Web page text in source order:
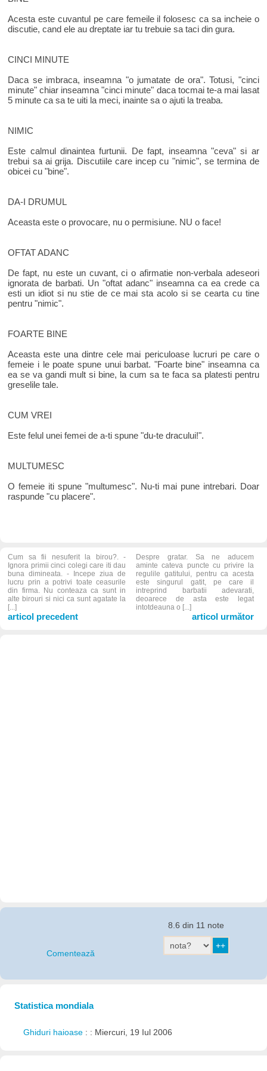
Acesta este cuvantul pe care femeile il folosesc ca sa incheie o
discutie, cand ele au dreptate iar tu trebuie sa taci din gura.
CINCI MINUTE
Daca se imbraca, inseamna "o jumatate de ora". Totusi, "cinci
minute" chiar inseamna "cinci minute" daca tocmai te-a mai lasat
5 minute ca sa te uiti la meci, inainte sa o ajuti la treaba.
NIMIC
Este calmul dinaintea furtunii. De fapt, inseamna "ceva" si ar
trebui sa ai grija. Discutiile care incep cu "nimic", se termina de
obicei cu "bine".
DA-I DRUMUL
Aceasta este o provocare, nu o permisiune. NU o face!
OFTAT ADANC
De fapt, nu este un cuvant, ci o afirmatie non-verbala adeseori
ignorata de barbati. Un "oftat adanc" inseamna ca ea crede ca
esti un idiot si nu stie de ce mai sta acolo si se cearta cu tine
pentru "nimic".
FOARTE BINE
Aceasta este una dintre cele mai periculoase lucruri pe care o
femeie i le poate spune unui barbat. "Foarte bine" inseamna ca
ea se va gandi mult si bine, la cum sa te faca sa platesti pentru
greselile tale.
CUM VREI
Este felul unei femei de a-ti spune "du-te dracului!".
MULTUMESC
O femeie iti spune "multumesc". Nu-ti mai pune intrebari. Doar
raspunde "cu placere".
Cum sa fii nesuferit la birou?. -
Ignora primii cinci colegi care iti dau
buna dimineata. - Incepe ziua de
lucru prin a potrivi toate ceasurile
din firma. Nu conteaza ca sunt in
alte birouri si nici ca sunt agatate la
[...]
articol precedent
Despre gratar. Sa ne aducem
aminte cateva puncte cu privire la
regulile gatitului, pentru ca acesta
este singurul gatit, pe care il
intreprind barbatii adevarati,
deoarece de asta este legat
intotdeauna o [...]
articol următor
Comentează
8.6 din 11 note
Statistica mondiala
Ghiduri haioase : : Miercuri, 19 Iul 2006